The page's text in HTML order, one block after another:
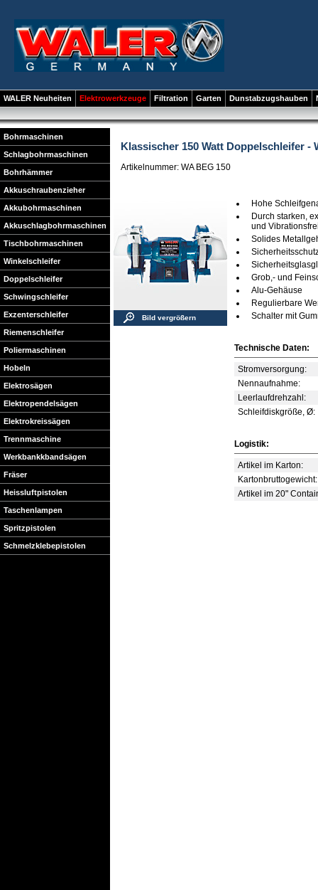
WALER Neuheiten Elektrowerkzeuge Filtration Garten Dunstabzugshauben
Bohrmaschinen
Schlagbohrmaschinen
Bohrhämmer
Akkuschraubenzieher
Akkubohrmaschinen
Akkuschlagbohrmaschinen
Tischbohrmaschinen
Winkelschleifer
Doppelschleifer
Schwingschleifer
Exzenterschleifer
Riemenschleifer
Poliermaschinen
Hobeln
Elektrosägen
Elektropendelsägen
Elektrokreissägen
Trennmaschine
Werkbankkbandsägen
Fräser
Heissluftpistolen
Taschenlampen
Spritzpistolen
Schmelzklebepistolen
Klassischer 150 Watt Doppelschleifer -
Artikelnummer: WA BEG 150
Bild vergrößern
Hohe
Durch starken,
und
Solides
Grob,- und
Alu-Gehäuse
Regulierbare
Schalter mit
Technische Daten:
Stromversorgung:
Nennaufnahme:
Leerlaufdrehzahl:
Schleifdiskgröße, Ø:
Logistik:
Artikel im Karton:
Kartonbruttogewicht:
Artikel im 20"